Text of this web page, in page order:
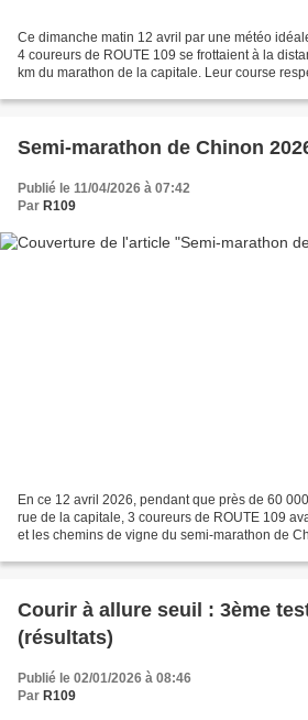
Ce dimanche matin 12 avril par une météo
4 coureurs de ROUTE 109 se frottaient à la
km du marathon de la capitale. Leur course
Semi-marathon de Chinon
Publié le 11/04/2026 à 07:42
Par R109
En ce 12 avril 2026, pendant que près de 60
rue de la capitale, 3 coureurs de ROUTE 109
et les chemins de vigne du semi-marathon de
Courir à allure seuil : 3ème
(résultats)
Publié le 02/01/2026 à 08:46
Par R109